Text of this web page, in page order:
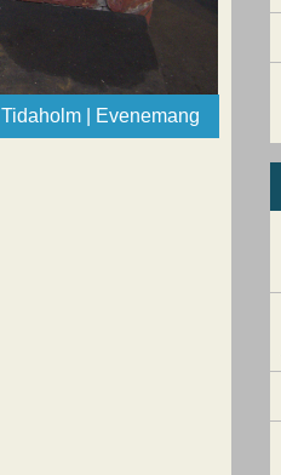
Tidaholm | Evenemang